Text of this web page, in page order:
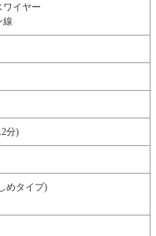
ワイヤー
線
分)
めタイプ)